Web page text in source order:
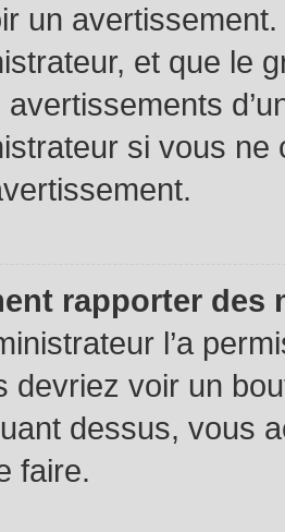
un
et que le
avertissements
si vous
rapporter des
l’a
devriez voir un
dessus, vous
faire.